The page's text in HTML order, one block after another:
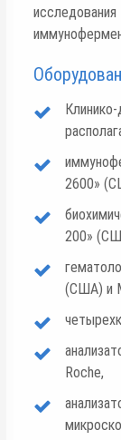
2600»
200»
(США) и
Roche,